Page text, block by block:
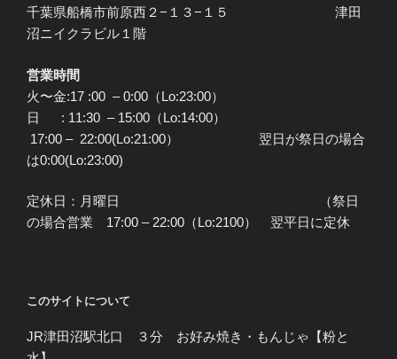
千葉県船橋市前原西２−１３−１５ 津田
沼ニイクラビル１階
営業時間
火〜金:17 :00 – 0:00（Lo:23:00）
日 : 11:30 – 15:00（Lo:14:00）
17:00 – 22:00(Lo:21:00） 翌日が祭日の場合
は0:00(Lo:23:00)
定休日：月曜日 （祭日
の場合営業 17:00 – 22:00（Lo:2100） 翌平日に定休
このサイトについて
JR津田沼駅北口 ３分 お好み焼き・もんじゃ【粉と